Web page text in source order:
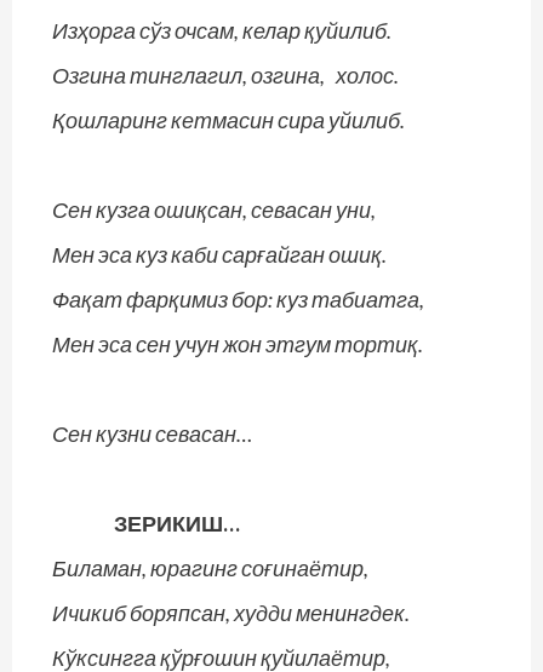
Изҳорга сўз очсам, келар қуйилиб.
Озгина тинглагил, озгина, холос.
Қошларинг кетмасин сира уйилиб.
Сен кузга ошиқсан, севасан уни,
Мен эса куз каби сарғайган ошиқ.
Фақат фарқимиз бор: куз табиатга,
Мен эса сен учун жон этгум тортиқ.
Сен кузни севасан…
ЗЕРИКИШ…
Биламан, юрагинг соғинаётир,
Ичикиб боряпсан, худди менингдек.
Кўксингга қўрғошин қуйилаётир,